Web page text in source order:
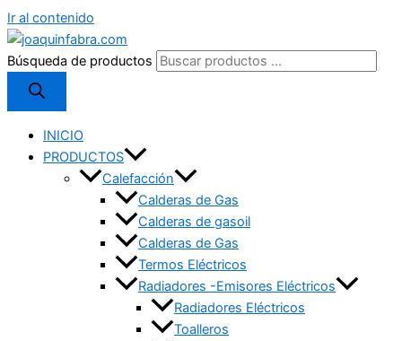
Ir al contenido
Búsqueda de productos
INICIO
PRODUCTOS
Calefacción
Calderas de Gas
Calderas de gasoil
Calderas de Gas
Termos Eléctricos
Radiadores -Emisores Eléctricos
Radiadores Eléctricos
Toalleros